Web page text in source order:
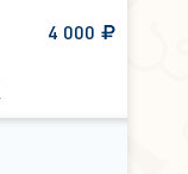
4 000